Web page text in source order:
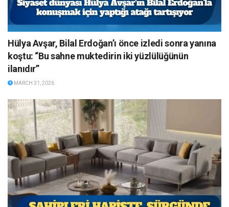
Hülya Avşar, Bilal Erdoğan’ı önce izledi sonra yanına
koştu: “Bu sahne muktedirin iki yüzlülüğünün
ilanıdır”
MARCH 31, 2026